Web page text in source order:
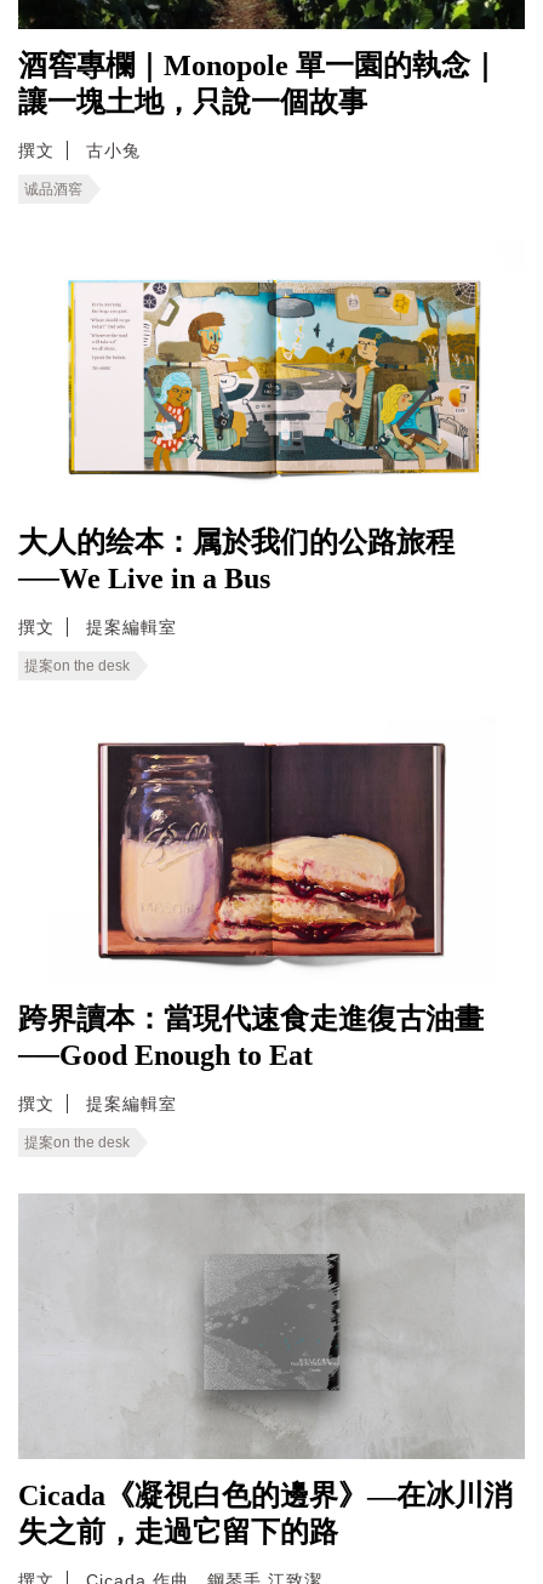
酒窖專欄｜Monopole 單一園的執念｜
讓一塊土地，只說一個故事
撰文 古小兔
诚品酒窖
大人的绘本：属於我们的公路旅程
──We Live in a Bus
撰文 提案編輯室
提案on the desk
跨界讀本：當現代速食走進復古油畫
──Good Enough to Eat
撰文 提案編輯室
提案on the desk
Cicada《凝視白色的邊界》—在冰川消
失之前，走過它留下的路
撰文 Cicada 作曲、鋼琴手 江致潔